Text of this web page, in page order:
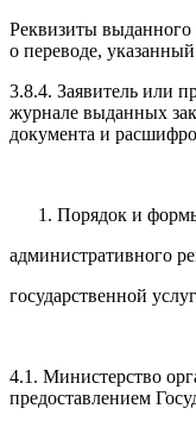
Реквизиты выданного
о переводе,
3.8.4. Заявитель или
журнале выданных
документа и
Порядок и
административного
государственной
4.1. Министерство
предоставлением